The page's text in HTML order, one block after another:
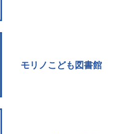
モリノこども図書館